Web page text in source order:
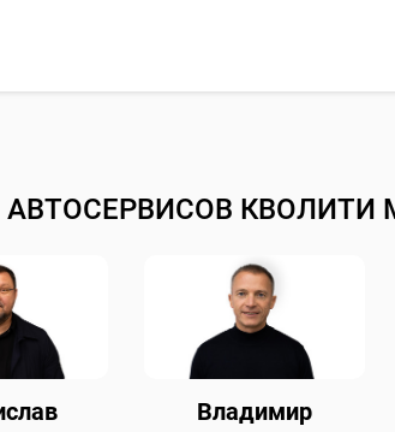
АВТОСЕРВИСОВ КВОЛИТИ
Владимир